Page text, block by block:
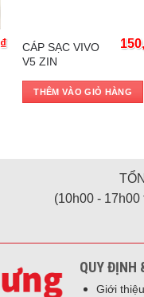
₫
CÁP SẠC VIVO
V5 ZIN
THÊM VÀO GIỎ HÀNG
(10h00 - 17h00
QUY ĐỊNH
Giới thiệu